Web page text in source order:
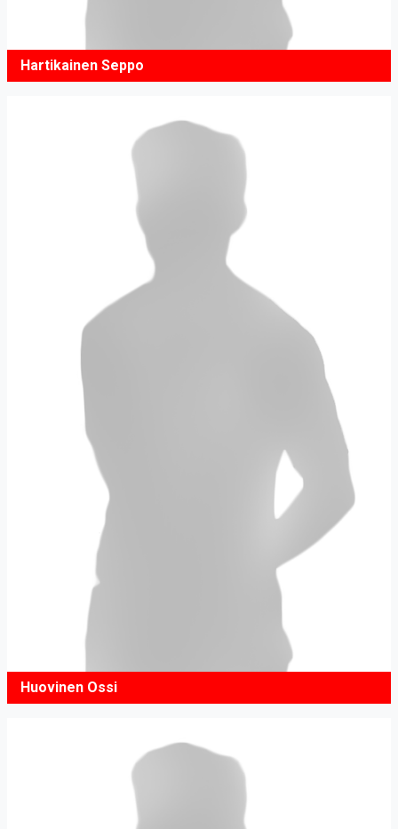
Hartikainen Seppo
Huovinen Ossi